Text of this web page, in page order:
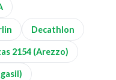
Decathlon
2154 (Arezzo)